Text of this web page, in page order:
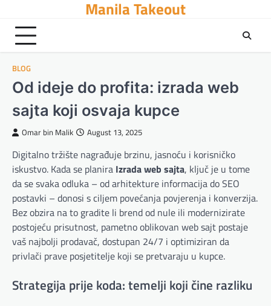
content
Manila Takeout
BLOG
Od ideje do profita: izrada web
sajta koji osvaja kupce
Omar bin Malik August 13, 2025
Digitalno tržište nagrađuje brzinu, jasnoću i korisničko
iskustvo. Kada se planira Izrada web sajta, ključ je u tome
da se svaka odluka – od arhitekture informacija do SEO
postavki – donosi s ciljem povećanja povjerenja i konverzija.
Bez obzira na to gradite li brend od nule ili modernizirate
postojeću prisutnost, pametno oblikovan web sajt postaje
vaš najbolji prodavač, dostupan 24/7 i optimiziran da
privlači prave posjetitelje koji se pretvaraju u kupce.
Strategija prije koda: temelji koji čine razliku